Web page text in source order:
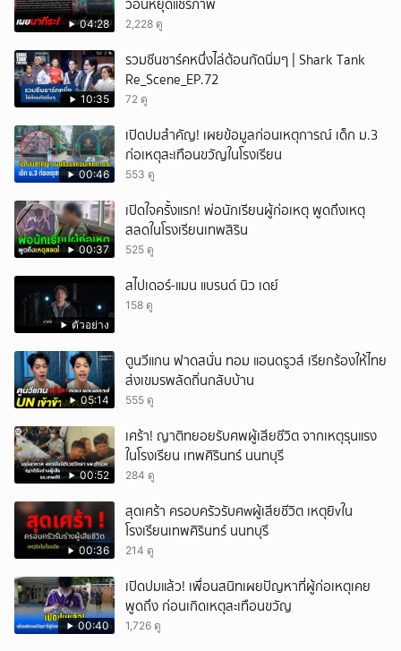
04:28
วอนหยุดแชร์ภาพ
2,228 ดู
10:35
รวมซีนชาร์คหนึ่งไล่ต้อนกัดนิ่มๆ | Shark Tank
Re_Scene_EP.72
72 ดู
00:46
เปิดปมสำคัญ! เผยข้อมูลก่อนเหตุการณ์ เด็ก ม.3
ก่อเหตุสะเทือนขวัญในโรงเรียน
553 ดู
00:37
เปิดใจครั้งแรก! พ่อนักเรียนผู้ก่อเหตุ พูดถึงเหตุ
สลดในโรงเรียนเทพสิริน
525 ดู
ตัวอย่าง
สไปเดอร์-แมน แบรนด์ นิว เดย์
158 ดู
05:14
ตูนวีแกน ฟาดสนั่น ทอม แอนดรูวส์ เรียกร้องให้ไทย
ส่งเขมรพลัดถิ่นกลับบ้าน
555 ดู
00:52
เศร้า! ญาติทยอยรับศพผู้เสียชีวิต จากเหตุรุนแรง
ในโรงเรียน เทพศิรินทร์ นนทบุรี
284 ดู
00:36
สุดเศร้า ครอบครัวรับศwผู้เสียชีวิต เหตุยิvใน
โรงเรียนเทพศิรินทร์ นนทบุรี
214 ดู
00:40
เปิดปมแล้ว! เพื่อนสนิทเผยปัญหาที่ผู้ก่อเหตุเคย
พูดถึง ก่อนเกิดเหตุสะเทือนขวัญ
1,726 ดู